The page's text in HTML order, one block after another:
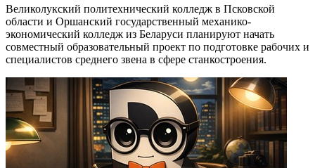
Великолукский политехнический колледж в Псковской
области и Оршанский государственный механико-
экономический колледж из Беларуси планируют начать
совместный образовательный проект по подготовке рабочих и
специалистов среднего звена в сфере станкостроения.